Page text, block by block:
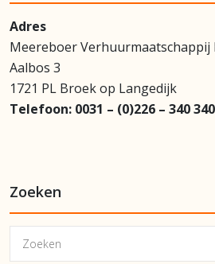
Adres
Meereboer Verhuurmaatschappij
Aalbos 3
1721 PL Broek op Langedijk
Telefoon: 0031 – (0)226 – 340 340
Zoeken